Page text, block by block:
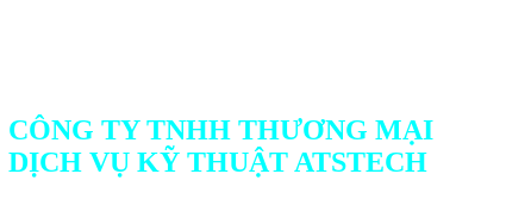
CÔNG TY TNHH THƯƠNG MẠI
DỊCH VỤ KỸ THUẬT ATSTECH